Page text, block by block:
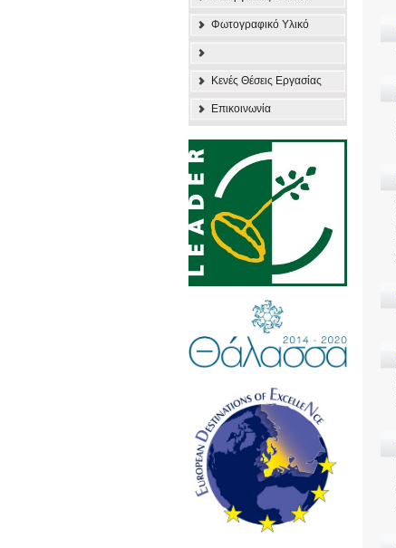
Φωτογραφικό Υλικό
Κενές Θέσεις Εργασίας
Επικοινωνία